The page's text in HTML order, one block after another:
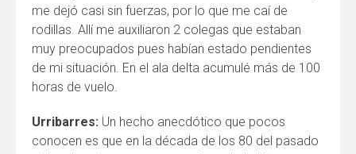
me dejó casi sin fuerzas, por lo que me caí de
rodillas. Allí me auxiliaron 2 colegas que estaban
muy preocupados pues habían estado pendientes
de mi situación. En el ala delta acumulé más de 100
horas de vuelo.
Urribarres: Un hecho anecdótico que pocos
conocen es que en la década de los 80 del pasado